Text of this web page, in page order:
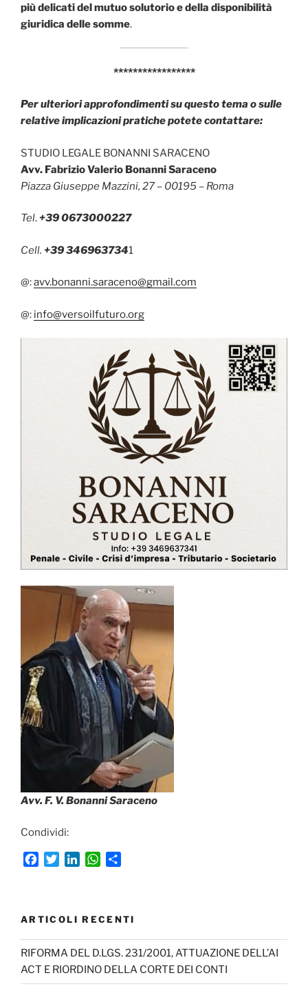
più delicati del mutuo solutorio e della disponibilità
giuridica delle somme.
*****************
Per ulteriori approfondimenti su questo tema o sulle
relative implicazioni pratiche potete contattare:
STUDIO LEGALE BONANNI SARACENO
Avv. Fabrizio Valerio Bonanni Saraceno
Piazza Giuseppe Mazzini, 27 – 00195 – Roma
Tel.+39 0673000227
Cell. +39 3469637341
@:avv.bonanni.saraceno@gmail.com
@: info@versoilfuturo.org
Avv. F. V. Bonanni Saraceno
Condividi:
b
o
k
t
r
e
I
n
W
s
p
p
i
d
i
ARTICOLI RECENTI
RIFORMA DEL D.LGS. 231/2001, ATTUAZIONE DELL’AI
ACT E RIORDINO DELLA CORTE DEI CONTI